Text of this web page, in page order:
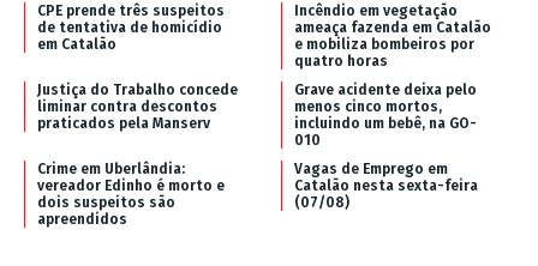
CPE prende três suspeitos
de tentativa de homicídio
em Catalão
Incêndio em vegetação
ameaça fazenda em Catalão
e mobiliza bombeiros por
quatro horas
Justiça do Trabalho concede
liminar contra descontos
praticados pela Manserv
Grave acidente deixa pelo
menos cinco mortos,
incluindo um bebê, na GO-
010
Crime em Uberlândia:
vereador Edinho é morto e
dois suspeitos são
apreendidos
Vagas de Emprego em
Catalão nesta sexta-feira
(07/08)